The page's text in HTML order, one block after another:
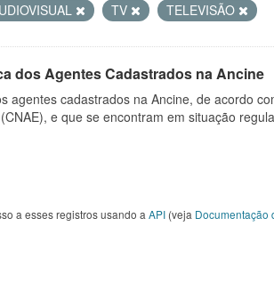
TV TELEVISÃO
dos Agentes Cadastrados na Ancine
agentes cadastrados na Ancine, de acordo
e que se encontram em situação
a esses registros usando a API (veja Documentação